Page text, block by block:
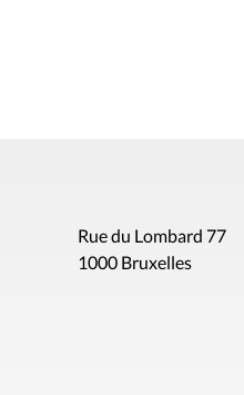
Rue du Lombard 77
1000 Bruxelles